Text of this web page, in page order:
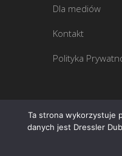
Dla mediów
Kontakt
Polityka
Ta strona wykorzystuje
danych jest Dressler